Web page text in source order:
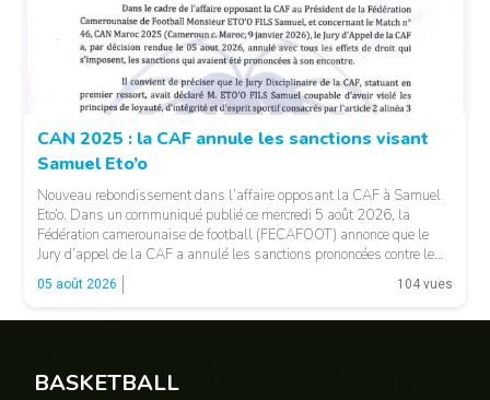
CAN 2025 : la CAF annule les sanctions visant
Samuel Eto’o
Nouveau rebondissement dans l’affaire opposant la CAF à Samuel
Eto’o. Dans un communiqué publié ce mercredi 5 août 2026, la
Fédération camerounaise de football (FECAFOOT) annonce que le
Jury d’appel de la CAF a annulé les sanctions prononcées contre le
président de la fédération camerounaise. Le dossier concernait les
incidents survenus lors du match Cameroun-Maroc […]
05 août 2026 104 vues
BASKETBALL